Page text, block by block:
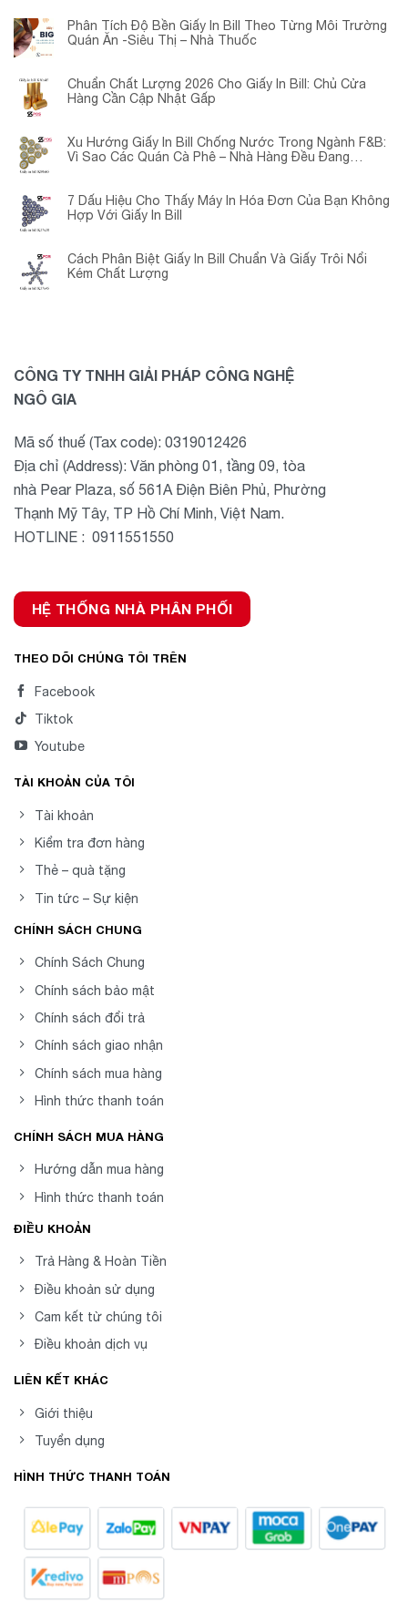
Phân Tích Độ Bền Giấy In Bill Theo Từng Môi Trường
Quán Ăn -Siêu Thị – Nhà Thuốc
Chuẩn Chất Lượng 2026 Cho Giấy In Bill: Chủ Cửa
Hàng Cần Cập Nhật Gấp
Xu Hướng Giấy In Bill Chống Nước Trong Ngành F&B:
Vì Sao Các Quán Cà Phê – Nhà Hàng Đều Đang
7 Dấu Hiệu Cho Thấy Máy In Hóa Đơn Của Bạn Không
Hợp Với Giấy In Bill
Cách Phân Biệt Giấy In Bill Chuẩn Và Giấy Trôi Nổi
Kém Chất Lượng
CÔNG TY TNHH GIẢI PHÁP CÔNG NGHỆ
NGÔ GIA
Mã số thuế (Tax code): 0319012426
Địa chỉ (Address): Văn phòng 01, tầng 09, tòa
nhà Pear Plaza, số 561A Điện Biên Phủ, Phường
Thạnh Mỹ Tây, TP Hồ Chí Minh, Việt Nam.
HOTLINE : 0911551550
HỆ THỐNG NHÀ PHÂN PHỐI
THEO DÕI CHÚNG TÔI TRÊN
Facebook
Tiktok
Youtube
TÀI KHOẢN CỦA TÔI
Tài khoản
Kiểm tra đơn hàng
Thẻ – quà tặng
Tin tức – Sự kiện
CHÍNH SÁCH CHUNG
Chính Sách Chung
Chính sách bảo mật
Chính sách đổi trả
Chính sách giao nhận
Chính sách mua hàng
Hình thức thanh toán
CHÍNH SÁCH MUA HÀNG
Hướng dẫn mua hàng
Hình thức thanh toán
ĐIỀU KHOẢN
Trả Hàng & Hoàn Tiền
Điều khoản sử dụng
Cam kết từ chúng tôi
Điều khoản dịch vụ
LIÊN KẾT KHÁC
Giới thiệu
Tuyển dụng
HÌNH THỨC THANH TOÁN